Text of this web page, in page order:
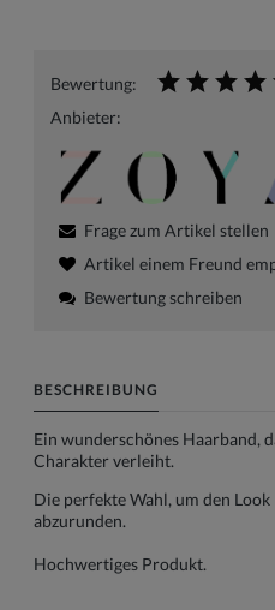
Bewertung:
Anbieter:
Frage zum Artikel stellen
Artikel einem Freund
Bewertung schreiben
BESCHREIBUNG
Ein wunderschönes Haarband,
Charakter verleiht.
Die perfekte Wahl, um den
abzurunden.
Hochwertiges Produkt.